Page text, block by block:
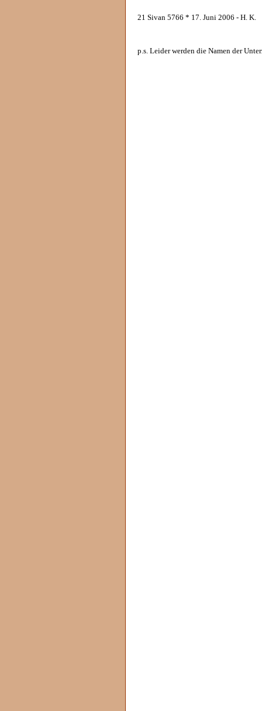
21 Sivan 5766 * 17. Juni 2006 - H. K.
p.s. Leider werden die Namen der